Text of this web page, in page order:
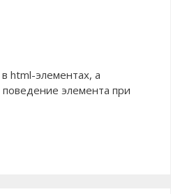
html-элементах, а
элемента при